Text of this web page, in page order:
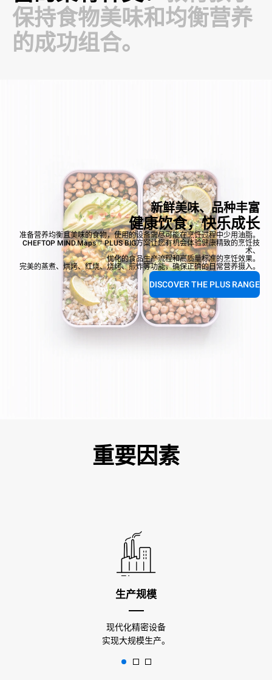
保持食物美味和均衡营养
的成功组合。
新鲜美味、品种丰富
健康饮食，快乐成长
准备营养均衡且美味的食物，使用的设备需尽可能在烹饪过程中少用油脂。
CHEFTOP MIND.Maps ™ PLUS BIG方案让您有机会体验健康精致的烹饪技
术、
优化的食品生产流程和高质量标准的烹饪效果。
完美的蒸煮、烘烤、红烧、烧烤、煎炸等功能，确保正确的日常营养摄入。
DISCOVER THE PLUS RANGE
重要因素
生产规模
现代化精密设备
实现大规模生产。